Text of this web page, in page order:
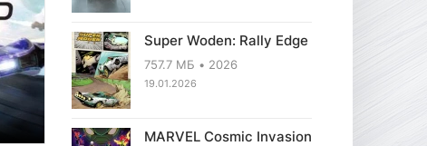
Super Woden: Rally Edge
757.7 МБ 2026
19.01.2026
MARVEL Cosmic Invasion